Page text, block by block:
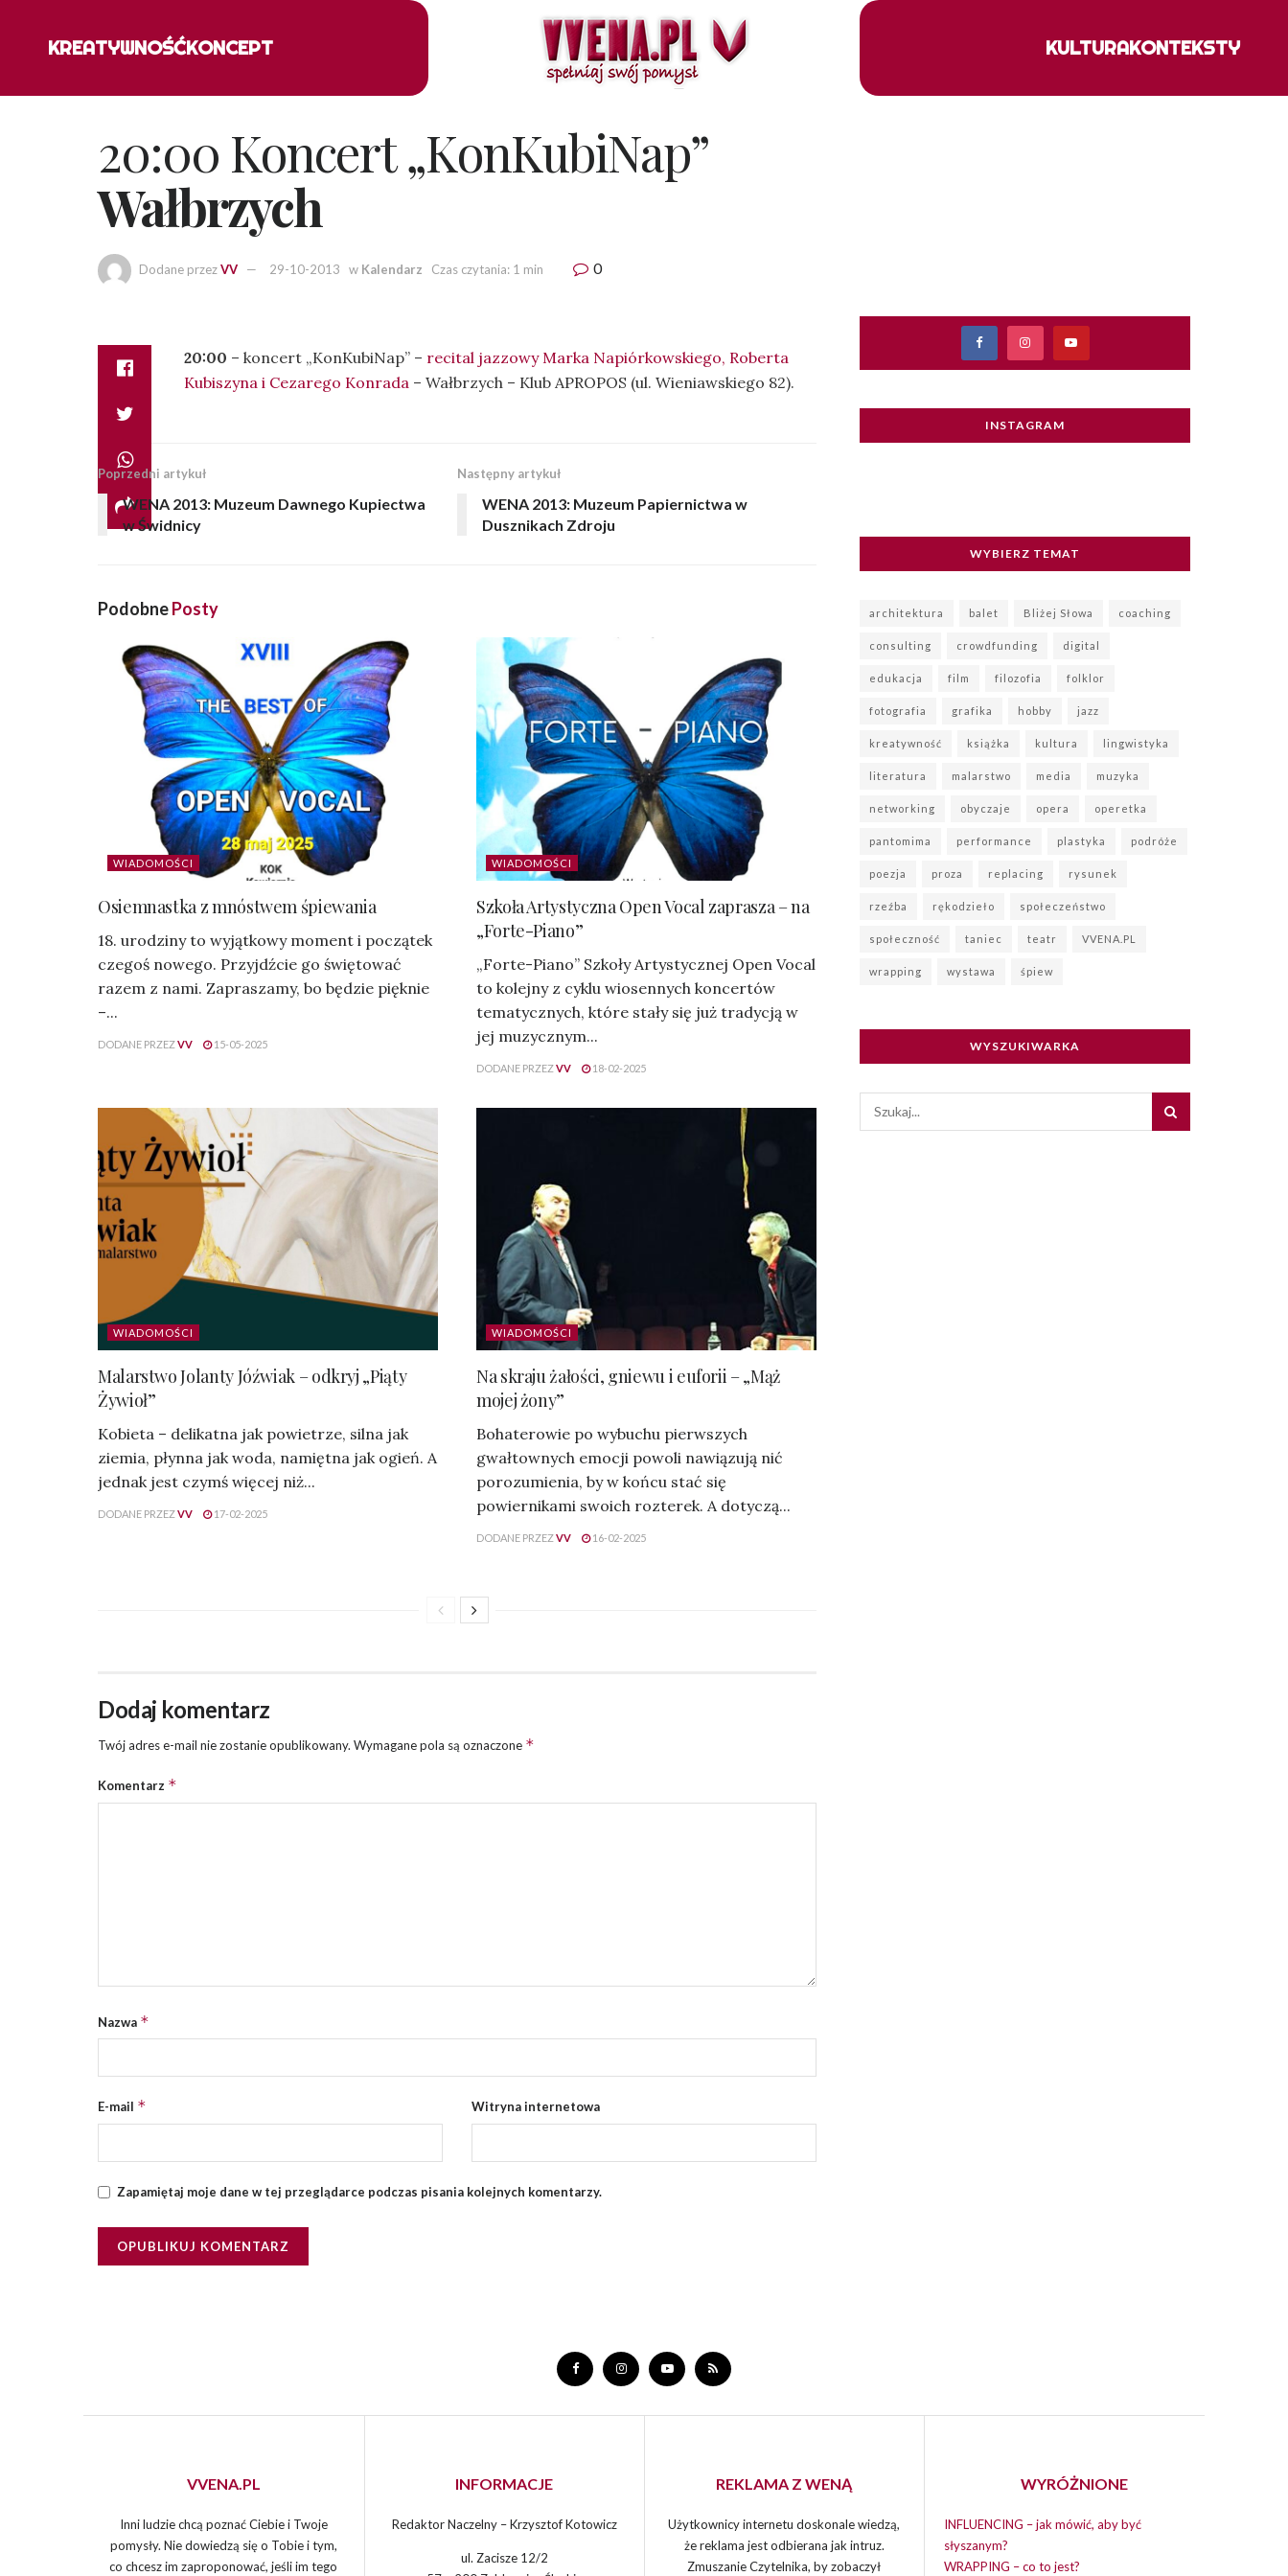
KREATYWNOŚĆKONCEPT KULTURAKONTEKSTY
20:00 Koncert „KonKubiNap”
Wałbrzych
Dodane przezVV 29-10-2013 w Kalendarz Czas czytania: 1 min 0
20:00 – koncert „KonKubiNap” – recital jazzowy Marka Napiórkowskiego, Roberta
Kubiszyna i Cezarego Konrada – Wałbrzych – Klub APROPOS (ul. Wieniawskiego 82).
Poprzedni artykuł
WENA 2013: Muzeum Dawnego Kupiectwa
w Świdnicy
Następny artykuł
WENA 2013: Muzeum Papiernictwa w
Dusznikach Zdroju
PodobnePosty
WIADOMOŚCI
Osiemnastka z mnóstwem śpiewania
18. urodziny to wyjątkowy moment i początek
czegoś nowego. Przyjdźcie go świętować
razem z nami. Zapraszamy, bo będzie pięknie
–...
DODANE PRZEZVV 15-05-2025
WIADOMOŚCI
Szkoła Artystyczna Open Vocal zaprasza – na
„Forte-Piano”
„Forte-Piano” Szkoły Artystycznej Open Vocal
to kolejny z cyklu wiosennych koncertów
tematycznych, które stały się już tradycją w
jej muzycznym...
DODANE PRZEZVV 18-02-2025
WIADOMOŚCI
Malarstwo Jolanty Jóźwiak – odkryj „Piąty
Żywioł”
Kobieta – delikatna jak powietrze, silna jak
ziemia, płynna jak woda, namiętna jak ogień. A
jednak jest czymś więcej niż...
DODANE PRZEZVV 17-02-2025
WIADOMOŚCI
Na skraju żałości, gniewu i euforii – „Mąż
mojej żony”
Bohaterowie po wybuchu pierwszych
gwałtownych emocji powoli nawiązują nić
porozumienia, by w końcu stać się
powiernikami swoich rozterek. A dotyczą...
DODANE PRZEZVV 16-02-2025
Dodaj komentarz
Twój adres e-mail nie zostanie opublikowany. Wymagane pola są oznaczone *
Komentarz *
Nazwa *
E-mail * Witryna internetowa
Zapamiętaj moje dane w tej przeglądarce podczas pisania kolejnych komentarzy.
INSTAGRAM
WYBIERZ TEMAT
architektura balet Bliżej Słowa coaching
consulting crowdfunding digital
edukacja film filozofia folklor
fotografia grafika hobby jazz
kreatywność książka kultura lingwistyka
literatura malarstwo media muzyka
networking obyczaje opera operetka
pantomima performance plastyka podróże
poezja proza replacing rysunek
rzeźba rękodzieło społeczeństwo
społeczność taniec teatr VVENA.PL
wrapping wystawa śpiew
WYSZUKIWARKA
VVENA.PL
Inni ludzie chcą poznać Ciebie i Twoje
pomysły. Nie dowiedzą się o Tobie i tym,
co chcesz im zaproponować, jeśli im tego
INFORMACJE
Redaktor Naczelny – Krzysztof Kotowicz
ul. Zacisze 12/2
REKLAMA Z WENĄ
Użytkownicy internetu doskonale wiedzą,
że reklama jest odbierana jak intruz.
Zmuszanie Czytelnika, by zobaczył
WYRÓŻNIONE
INFLUENCING – jak mówić, aby być
słyszanym?
WRAPPING – co to jest?